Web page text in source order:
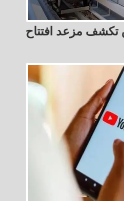
تكشف مزعد افتتاح